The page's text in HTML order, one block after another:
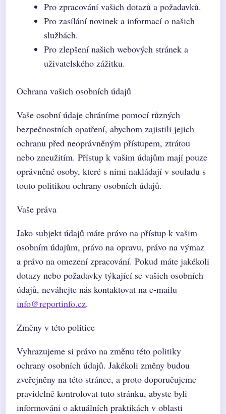
Pro zpracování vašich dotazů a požadavků.
Pro zasílání novinek a informací o našich
službách.
Pro zlepšení našich webových stránek a
uživatelského zážitku.
Ochrana vašich osobních údajů
Vaše osobní údaje chráníme pomocí různých
bezpečnostních opatření, abychom zajistili jejich
ochranu před neoprávněným přístupem, ztrátou
nebo zneužitím. Přístup k vašim údajům mají pouze
oprávněné osoby, které s nimi nakládají v souladu s
touto politikou ochrany osobních údajů.
Vaše práva
Jako subjekt údajů máte právo na přístup k vašim
osobním údajům, právo na opravu, právo na výmaz
a právo na omezení zpracování. Pokud máte jakékoli
dotazy nebo požadavky týkající se vašich osobních
údajů, neváhejte nás kontaktovat na e-mailu
info@reportinfo.cz.
Změny v této politice
Vyhrazujeme si právo na změnu této politiky
ochrany osobních údajů. Jakékoli změny budou
zveřejněny na této stránce, a proto doporučujeme
pravidelně kontrolovat tuto stránku, abyste byli
informováni o aktuálních praktikách v oblasti